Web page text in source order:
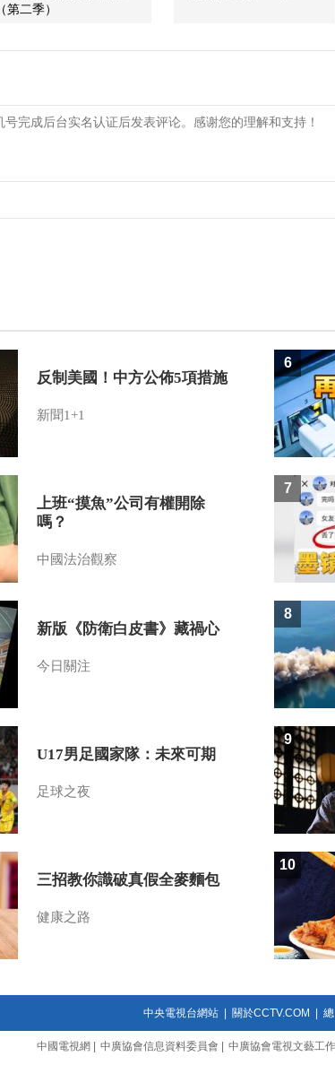
（第二季）
反制美國！中方公佈5項措施
新聞1+1
上班“摸魚”公司有權開除
嗎？
中國法治觀察
新版《防衛白皮書》藏禍心
今日關注
U17男足國家隊：未來可期
足球之夜
三招教你識破真假全麥麵包
健康之路
6
7
8
9
10
中央電視台網站| 關於CCTV.COM
中國電視網 中廣協會信息資料委員會 中廣協會電視文藝工